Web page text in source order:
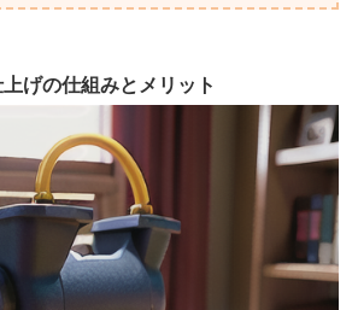
げの仕組みとメリット